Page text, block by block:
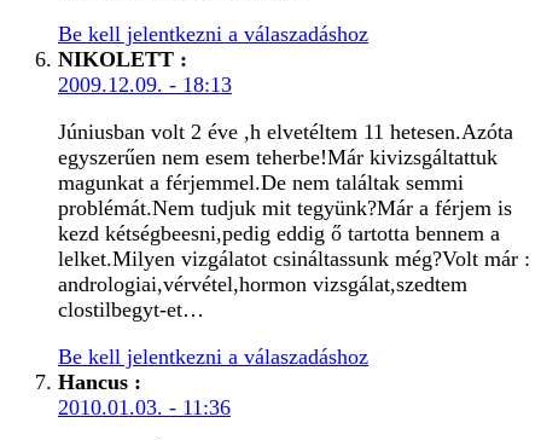
Be kell jelentkezni a válaszadáshoz
NIKOLETT :
2009.12.09. - 18:13
Júniusban volt 2 éve ,h elvetéltem 11 hetesen.Azóta
egyszerűen nem esem teherbe!Már kivizsgáltattuk
magunkat a férjemmel.De nem találtak semmi
problémát.Nem tudjuk mit tegyünk?Már a férjem is
kezd kétségbeesni,pedig eddig ő tartotta bennem a
lelket.Milyen vizgálatot csináltassunk még?Volt már :
andrologiai,vérvétel,hormon vizsgálat,szedtem
clostilbegyt-et…
Be kell jelentkezni a válaszadáshoz
Hancus :
2010.01.03. - 11:36